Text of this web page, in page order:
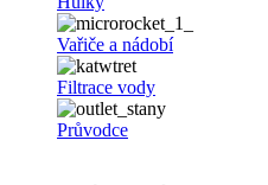
Vařiče a nádobí
Filtrace vody
Průvodce